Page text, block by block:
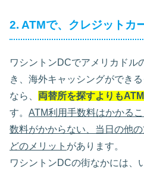
2. ATMで、クレジットカ
ワシントンDCでアメリカドル
き、海外キャッシングができ
なら、 両替所を探すよりも
す。 ATM利用手数料はかかる
数料がかからない、当日の他
どのメリット があります。
ワシントンDCの街なかには、